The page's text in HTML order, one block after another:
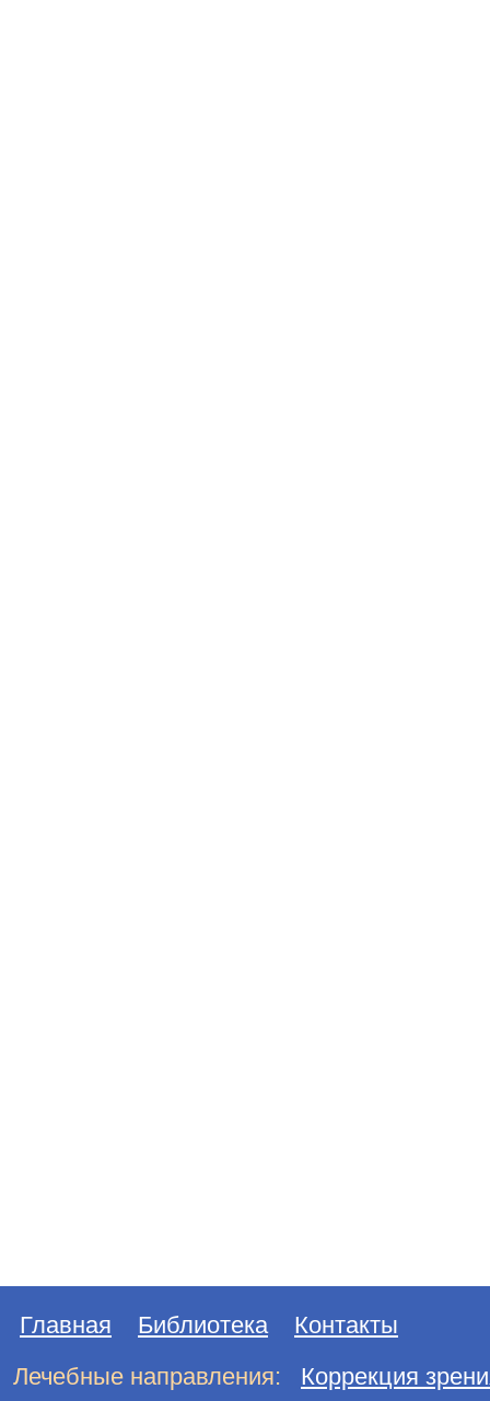
Главная Библиотека
Контакты
Лечебные направления:
Коррекция